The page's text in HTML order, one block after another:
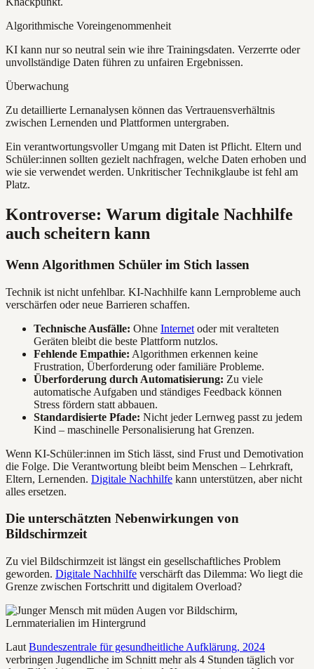
Algorithmische Voreingenommenheit
KI kann nur so neutral sein wie ihre Trainingsdaten. Verzerrte oder
unvollständige Daten führen zu unfairen Ergebnissen.
Überwachung
Zu detaillierte Lernanalysen können das Vertrauensverhältnis
zwischen Lernenden und Plattformen untergraben.
Ein verantwortungsvoller Umgang mit Daten ist Pflicht. Eltern und
Schüler:innen sollten gezielt nachfragen, welche Daten erhoben und
wie sie verwendet werden. Unkritischer Technikglaube ist fehl am
Platz.
Kontroverse: Warum digitale Nachhilfe
auch scheitern kann
Wenn Algorithmen Schüler im Stich lassen
Technik ist nicht unfehlbar. KI-Nachhilfe kann Lernprobleme auch
verschärfen oder neue Barrieren schaffen.
Technische Ausfälle: Ohne Internet oder mit veralteten
Geräten bleibt die beste Plattform nutzlos.
Fehlende Empathie: Algorithmen erkennen keine
Frustration, Überforderung oder familiäre Probleme.
Überforderung durch Automatisierung: Zu viele
automatische Aufgaben und ständiges Feedback können
Stress fördern statt abbauen.
Standardisierte Pfade: Nicht jeder Lernweg passt zu jedem
Kind – maschinelle Personalisierung hat Grenzen.
Wenn KI-Schüler:innen im Stich lässt, sind Frust und Demotivation
die Folge. Die Verantwortung bleibt beim Menschen – Lehrkraft,
Eltern, Lernenden. Digitale Nachhilfe kann unterstützen, aber nicht
alles ersetzen.
Die unterschätzten Nebenwirkungen von
Bildschirmzeit
Zu viel Bildschirmzeit ist längst ein gesellschaftliches Problem
geworden. Digitale Nachhilfe verschärft das Dilemma: Wo liegt die
Grenze zwischen Fortschritt und digitalem Overload?
Laut Bundeszentrale für gesundheitliche Aufklärung, 2024
verbringen Jugendliche im Schnitt mehr als 4 Stunden täglich vor